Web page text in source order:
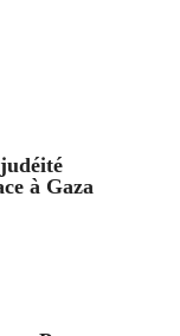
à Gaza